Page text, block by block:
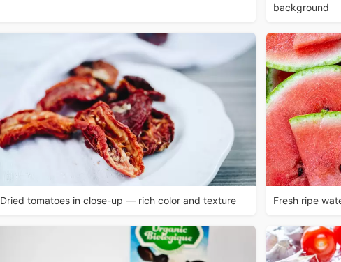
background
Dried tomatoes in close-up — rich color and texture Fresh ripe